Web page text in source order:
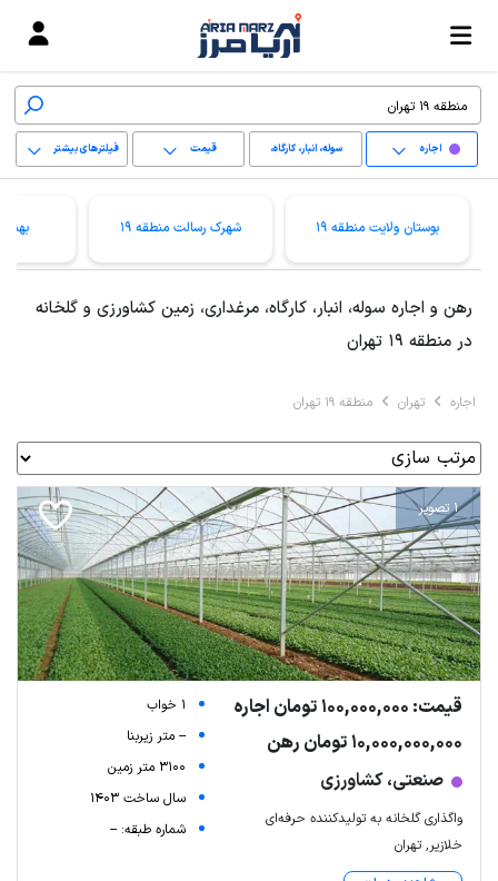
اجاره سوله، انبار، کارگاه،
مرغداری، زمین کشاورزی
قیمت فیلترهای بیشتر
پاک کردن محدوده
بوستان ولایت منطقه 19 شهرک رسالت منطقه 19
رهن و اجاره سوله، انبار، کارگاه، مرغداری، زمین کشاورزی و گلخانه
در منطقه 19 تهران
اجاره تهران منطقه 19 تهران
1 تصویر
قیمت: 100,000,000 تومان اجاره
10,000,000,000 تومان رهن
صنعتی، کشاورزی
واگذاری گلخانه به تولیدکننده حرفه‌ای
خلازیر, تهران
1 خواب
-- متر زیربنا
3100 متر زمین
سال ساخت 1403
شماره طبقه: --